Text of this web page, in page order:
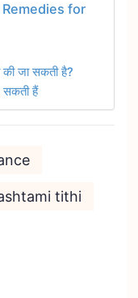
Remedies for
की जा सकती है?
सकती हैं
tithi